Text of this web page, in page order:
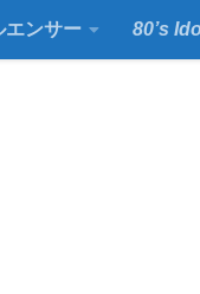
エンサー 80’s